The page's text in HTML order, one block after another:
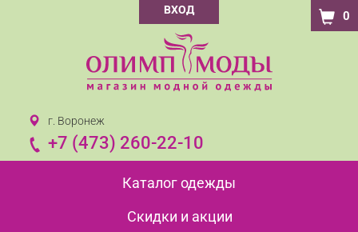
ВХОД 0
г. Воронеж
+7 (473) 260-22-10
Каталог одежды
Скидки и акции